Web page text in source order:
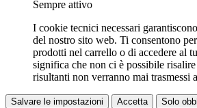
Sempre attivo
I cookie tecnici necessari
del nostro sito web. Ti consentono
prodotti nel carrello o di accedere al
significa che non ci è possibile
risultanti non verranno mai trasmessi
Salvare le impostazioni Accetta Solo